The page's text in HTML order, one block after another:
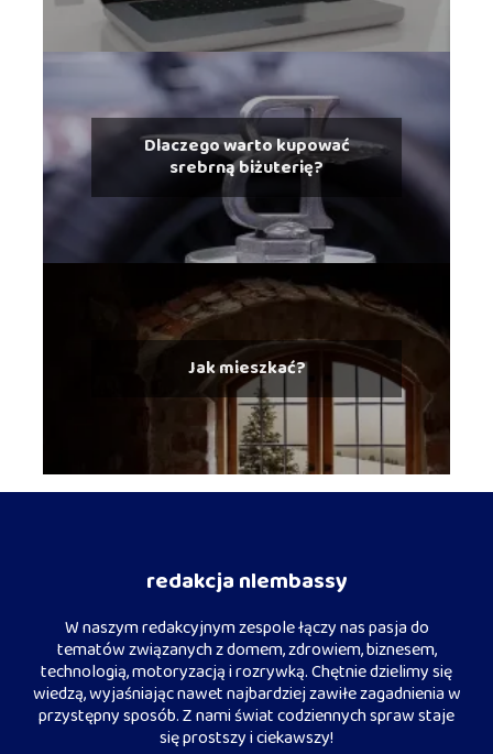
Dlaczego warto kupować
srebrną biżuterię?
Jak mieszkać?
redakcja nlembassy
W naszym redakcyjnym zespole łączy nas pasja do
tematów związanych z domem, zdrowiem, biznesem,
technologią, motoryzacją i rozrywką. Chętnie dzielimy się
wiedzą, wyjaśniając nawet najbardziej zawiłe zagadnienia w
przystępny sposób. Z nami świat codziennych spraw staje
się prostszy i ciekawszy!